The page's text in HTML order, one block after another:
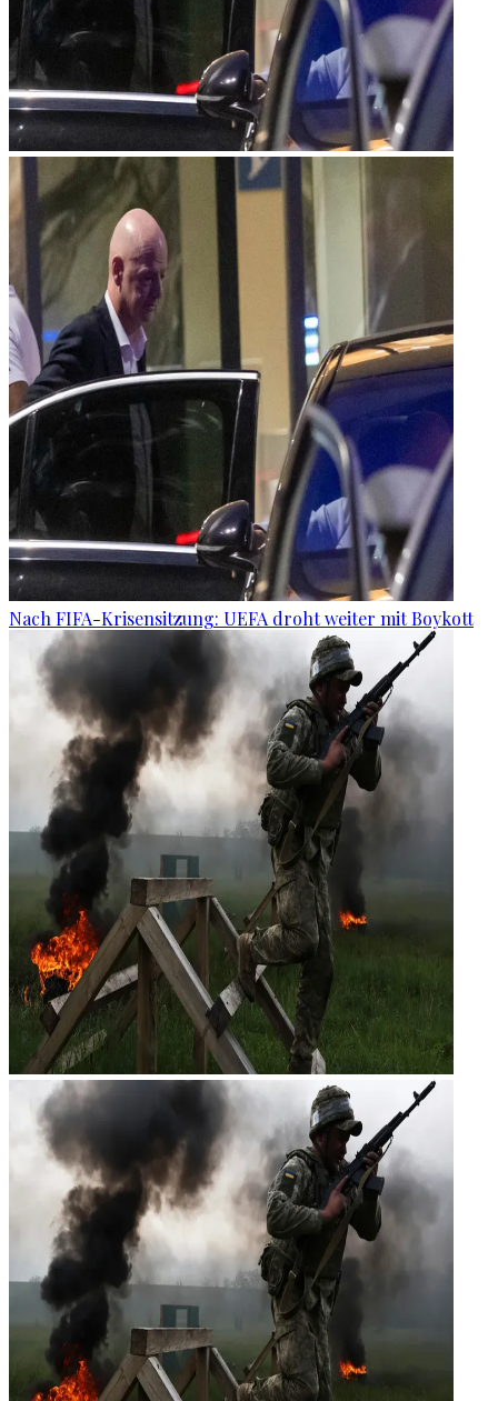
Nach FIFA-Krisensitzung: UEFA droht weiter mit Boykott